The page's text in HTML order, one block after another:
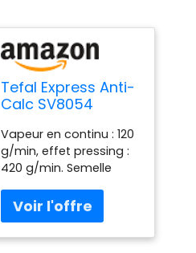
Tefal Express Anti-
Calc SV8054
2800 W 1,8 l
Duriliumsohle
Violett - Wei?
(SV8054)
Vapeur en continu : 120
g/min, effet pressing :
420 g/min. Semelle
Particulièrement
antidérapante et
résistante aux rayures.